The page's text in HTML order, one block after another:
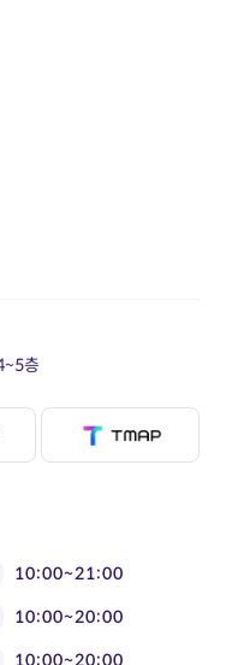
10:00~21:00
10:00~20:00
10:00~20:00
층